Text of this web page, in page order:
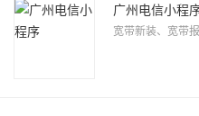
广州电信小程
宽带新装、宽带